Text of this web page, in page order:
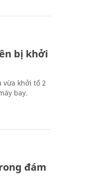
bị khởi
vừa khởi tố 2
bay.
đám